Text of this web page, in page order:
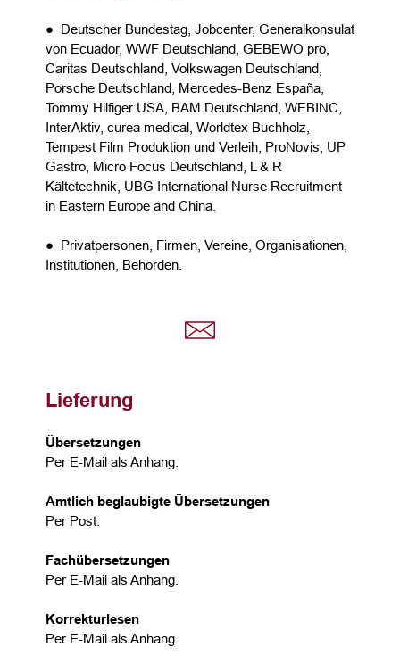
● Deutscher Bundestag, Jobcenter, Generalkonsulat
von Ecuador, WWF Deutschland, GEBEWO pro,
Caritas Deutschland, Volkswagen Deutschland,
Porsche Deutschland, Mercedes-Benz España,
Tommy Hilfiger USA, BAM Deutschland, WEBINC,
InterAktiv, curea medical, Worldtex Buchholz,
Tempest Film Produktion und Verleih, ProNovis, UP
Gastro, Micro Focus Deutschland, L & R
Kältetechnik, UBG International Nurse Recruitment
in Eastern Europe and China.
● Privatpersonen, Firmen, Vereine, Organisationen,
Institutionen, Behörden.
Lieferung
Übersetzungen
Per E-Mail als Anhang.
Amtlich beglaubigte Übersetzungen
Per Post.
Fachübersetzungen
Per E-Mail als Anhang.
Korrekturlesen
Per E-Mail als Anhang.